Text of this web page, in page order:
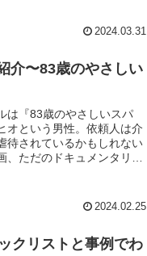
2024.03.31
介〜83歳のやさしい
は『83歳のやさしいスパ
オという男性。依頼人は介
待されているかもしれない
ただのドキュメンタリー
2024.02.25
クリストと事例でわ